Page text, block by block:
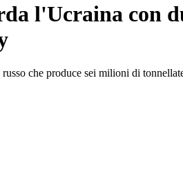
l'Ucraina con
che produce sei milioni di